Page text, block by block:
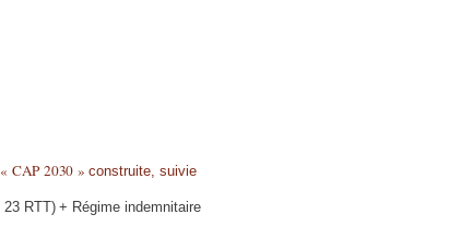
« CAP 2030 » construite, suivie
23 RTT) + Régime indemnitaire